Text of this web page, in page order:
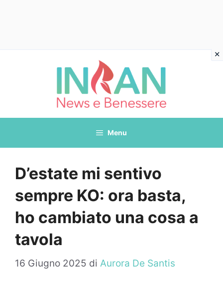
Menu
D’estate mi sentivo
sempre KO: ora basta,
ho cambiato una cosa a
tavola
16 Giugno 2025 di Aurora De Santis